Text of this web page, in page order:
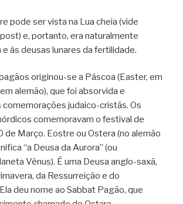
pode ser vista na Lua cheia (vide
e, portanto, era naturalmente
e às deusas lunares da fertilidade.
originou-se a Páscoa (Easter, em
alemão), que foi absorvida e
comemorações judaico-cristãs. Os
comemoravam o festival de
de Março. Eostre ou Ostera (no alemão
“a Deusa da Aurora” (ou
Vênus). É uma Deusa anglo-saxã,
da Ressurreição e do
deu nome ao Sabbat Pagão, que